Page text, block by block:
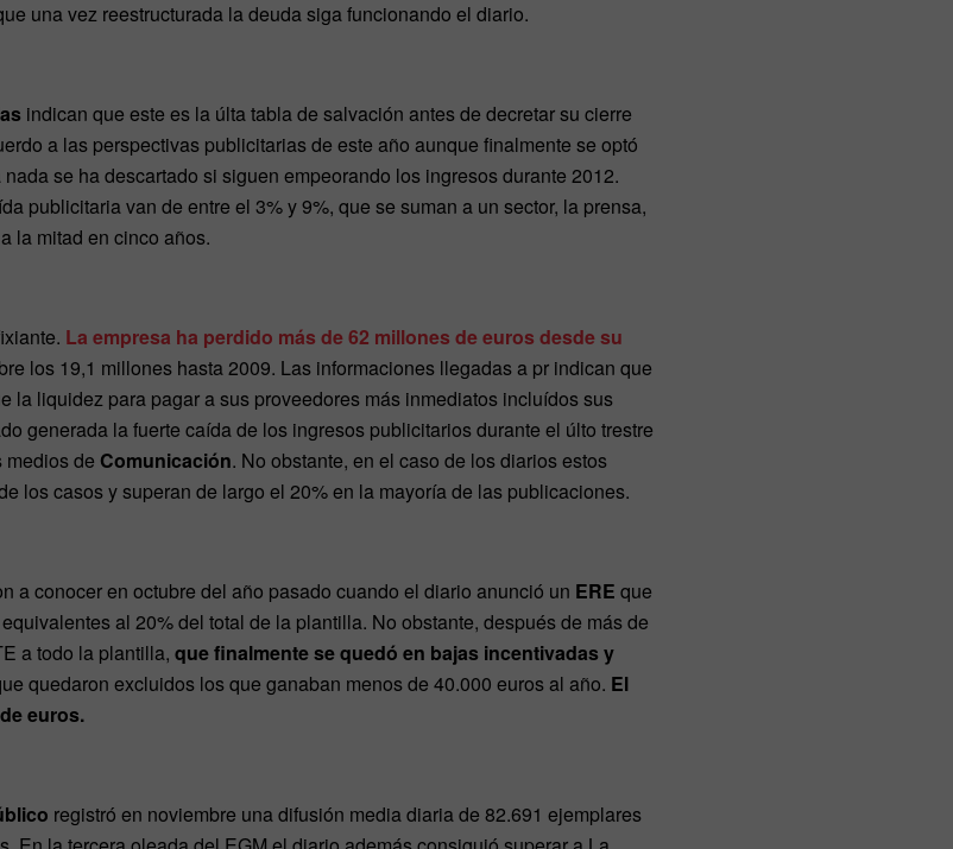
una vez reestructurada la deuda siga funcionando el diario.
indican que este es la últa tabla de salvación antes de decretar su cierre
a las perspectivas publicitarias de este año aunque finalmente se optó
se ha descartado si siguen empeorando los ingresos durante 2012.
publicitaria van de entre el 3% y 9%, que se suman a un sector, la prensa,
la mitad en cinco años.
La empresa ha perdido más de 62 millones de euros desde su
los 19,1 millones hasta 2009. Las informaciones llegadas a pr indican que
la liquidez para pagar a sus proveedores más inmediatos incluídos sus
generada la fuerte caída de los ingresos publicitarios durante el últo trestre
medios de Comunicación. No obstante, en el caso de los diarios estos
los casos y superan de largo el 20% en la mayoría de las publicaciones.
a conocer en octubre del año pasado cuando el diario anunció un ERE que
al 20% del total de la plantilla. No obstante, después de más de
a todo la plantilla, que finalmente se quedó en bajas incentivadas y
quedaron excluidos los que ganaban menos de 40.000 euros al año. El
euros.
registró en noviembre una difusión media diaria de 82.691 ejemplares